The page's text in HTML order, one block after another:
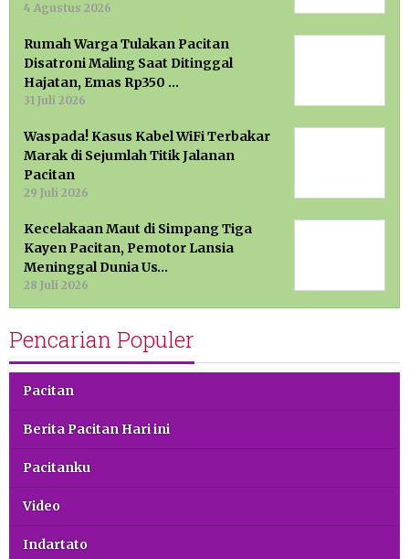
4 Agustus 2026
Rumah Warga Tulakan Pacitan
Disatroni Maling Saat Ditinggal
Hajatan, Emas Rp350 …
31 Juli 2026
Waspada! Kasus Kabel WiFi Terbakar
Marak di Sejumlah Titik Jalanan
Pacitan
29 Juli 2026
Kecelakaan Maut di Simpang Tiga
Kayen Pacitan, Pemotor Lansia
Meninggal Dunia Us…
28 Juli 2026
Pencarian Populer
Pacitan
Berita Pacitan Hari ini
Pacitanku
Video
Indartato